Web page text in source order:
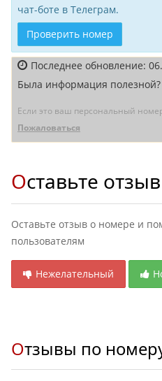
чат-боте в Телеграм.
Проверить номер
Последнее обновление:
Была информация полезной?
Если это ваш персональный
Пожаловаться
Оставьте
Оставьте отзыв о номере и
пользователям
Нежелательный
Отзывы по